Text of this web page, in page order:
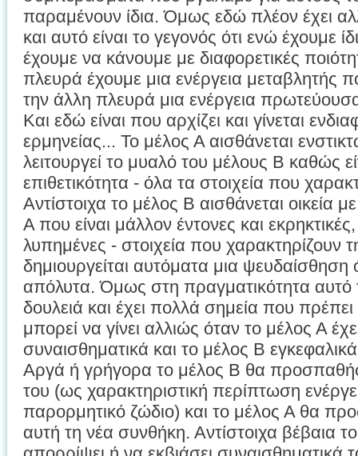
παραμένουν ίδια. Όμως εδώ πλέον έχει
και αυτό είναι το γεγονός ότι ενώ έχουμε
έχουμε να κάνουμε με διαφορετικές
πλευρά έχουμε μια ενέργεια μεταβλητής
την άλλη πλευρά μια ενέργεια
Και εδώ είναι που αρχίζει και γίνεται
ερμηνείας... Το μέλος Α αισθάνεται
λειτουργεί το μυαλό του μέλους Β καθώς
επιθετικότητα - όλα τα στοιχεία που
Αντίστοιχα το μέλος Β αισθάνεται οικεία
Α που είναι μάλλον έντονες και εκρηκτικές,
λυπημένες - στοιχεία που χαρακτηρίζουν
δημιουργείται αυτόματα μια ψευδαίσθηση
απόλυτα. Όμως στη πραγματικότητα αυτό
δουλειά και έχει πολλά σημεία που
μπορεί να γίνει αλλιώς όταν το μέλος Α
συναισθηματικά και το μέλος Β
Αργά ή γρήγορα το μέλος Β θα
του (ως χαρακτηριστική περίπτωση
παρορμητικό ζώδιο) και το μέλος Α θα
αυτή τη νέα συνθήκη. Αντίστοιχα βέβαια